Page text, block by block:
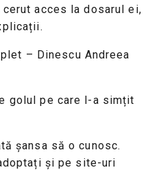
acces la dosarul ei,
– Dinescu Andreea
golul pe care l-a simțit
șansa să o cunosc.
și pe site-uri